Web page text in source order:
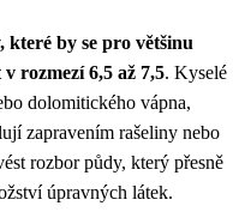
které by se pro většinu
rozmezí 6,5 až 7,5. Kyselé
dolomitického vápna,
zapravením rašeliny nebo
rozbor půdy, který přesně
úpravných látek.